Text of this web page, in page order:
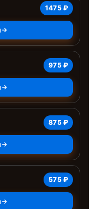
1475 ₽
975 ₽
875 ₽
575 ₽